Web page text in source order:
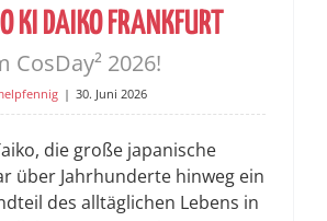
KI DAIKO FRANKFURT
CosDay² 2026!
| 30. Juni 2026
die große japanische
über Jahrhunderte hinweg ein
des alltäglichen Lebens in